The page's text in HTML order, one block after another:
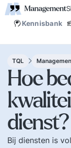
Kennisbank
TQL
Hoe
dienst?
Bij diensten is